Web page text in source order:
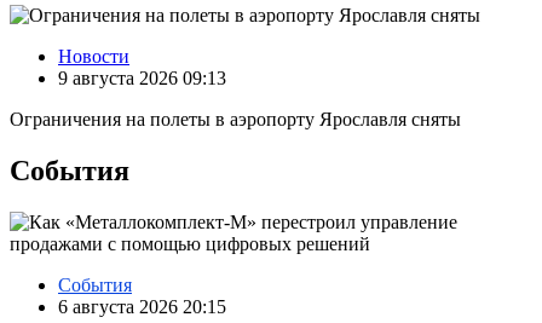
Новости
9 августа 2026 09:13
Ограничения на полеты в аэропорту Ярославля сняты
События
События
6 августа 2026 20:15